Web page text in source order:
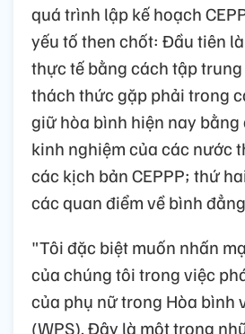
quá trình lập kế hoạch
yếu tố then chốt: Đầu tiên
thực tế bằng cách tập
thách thức gặp phải trong
giữ hòa bình hiện nay
kinh nghiệm của các nước
các kịch bản CEPPP; thứ
các quan điểm về bình
"Tôi đặc biệt muốn nhấn
của chúng tôi trong việc
của phụ nữ trong Hòa bình
(WPS). Đây là một trong